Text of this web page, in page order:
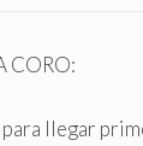
CORO:
llegar